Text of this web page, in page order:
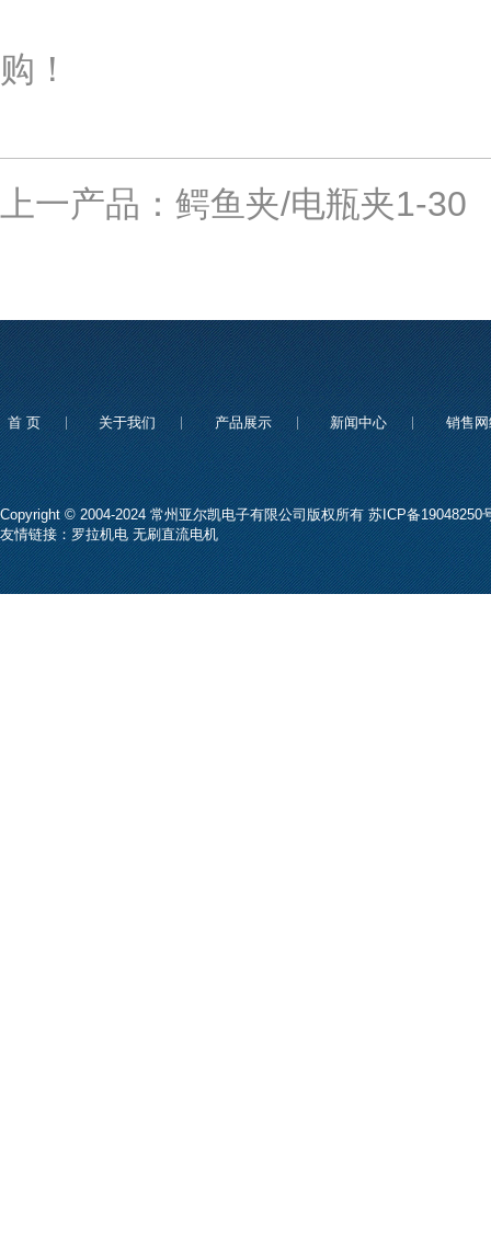
购！
上一产品： 鳄鱼夹/电瓶夹1-30
首 页 关于我们 产品展示 新闻中心 销售网
Copyright © 2004-2024 常州亚尔凯电子有限公司版权所有苏ICP备19048250
友情链接：罗拉机电 无刷直流电机